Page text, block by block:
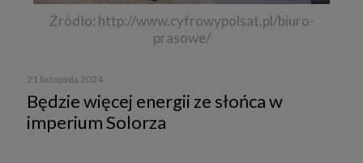
Źródło: http://www.cyfrowypolsat.pl/biuro-
prasowe/
21 listopada 2024
Będzie więcej energii ze słońca w
imperium Solorza